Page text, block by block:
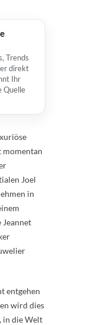
Trends
direkt
Ihr
Quelle
momentan
Joel
in
Jeannet
entgehen
wird dies
in die Welt